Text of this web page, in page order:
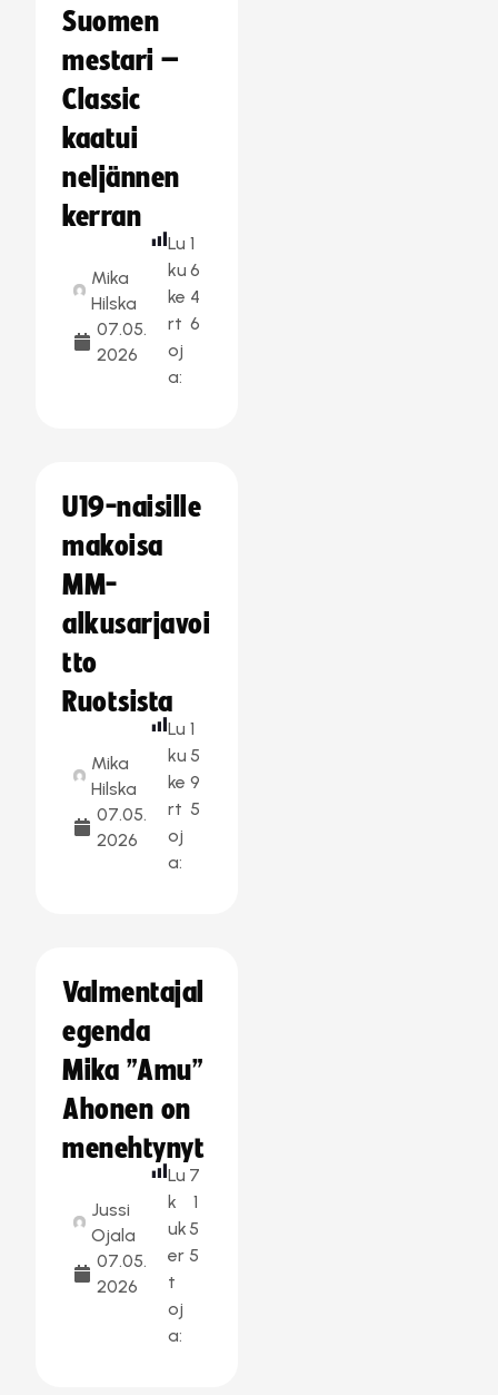
Suomen
mestari –
Classic
kaatui
neljännen
kerran
Mika
Hilska
07.05.
2026
Lu
ku
ke
rt
oj
a:
1
6
4
6
U19-naisille
makoisa
MM-
alkusarjavoi
tto
Ruotsista
Mika
Hilska
07.05.
2026
Lu
ku
ke
rt
oj
a:
1
5
9
5
Valmentajal
egenda
Mika ”Amu”
Ahonen on
menehtynyt
Jussi
Ojala
07.05.
2026
Lu
k
uk
er
t
oj
a:
7
1
5
5